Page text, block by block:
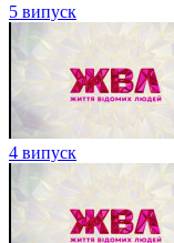
5 випуск
4 випуск